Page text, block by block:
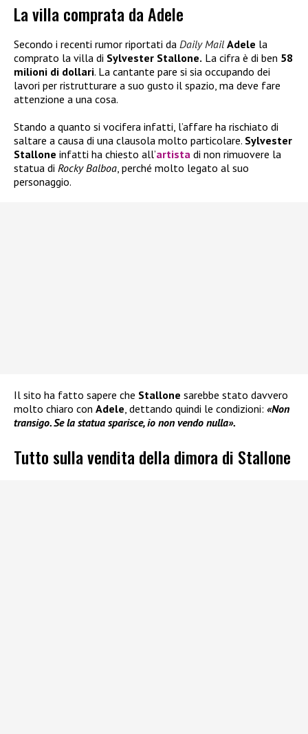
La villa comprata da Adele
Secondo i recenti rumor riportati da Daily Mail Adele la
comprato la villa di Sylvester Stallone. La cifra è di ben 58
milioni di dollari. La cantante pare si sia occupando dei
lavori per ristrutturare a suo gusto il spazio, ma deve fare
attenzione a una cosa.
Stando a quanto si vocifera infatti, l’affare ha rischiato di
saltare a causa di una clausola molto particolare. Sylvester
Stallone infatti ha chiesto all’artista di non rimuovere la
statua di Rocky Balboa , perché molto legato al suo
personaggio.
Il sito ha fatto sapere che Stallone sarebbe stato davvero
molto chiaro con Adele , dettando quindi le condizioni: «Non
transigo. Se la statua sparisce, io non vendo nulla».
Tutto sulla vendita della dimora di Stallone